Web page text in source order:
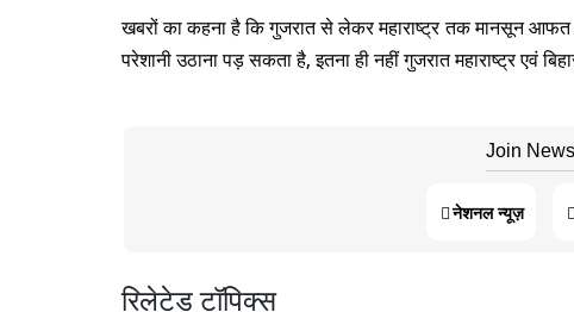
खबरों का कहना है कि गुजरात से लेकर महाराष्ट्र तक मानसून
परेशानी उठाना पड़ सकता है, इतना ही नहीं गुजरात महाराष्ट्र एवं
Join
नेशनल न्यूज़
रिलेटेड टॉपिक्स